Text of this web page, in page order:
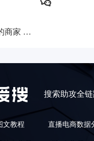
千川全域roi适合的商家 & 投放细节拆解！
搜索助攻全
文教程 直播电商数据